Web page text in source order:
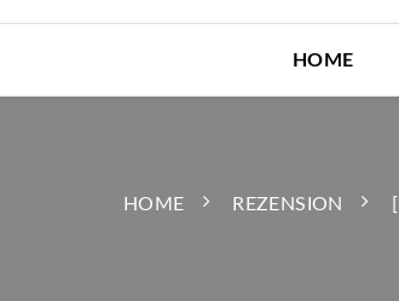
HOME
HOME REZENSION